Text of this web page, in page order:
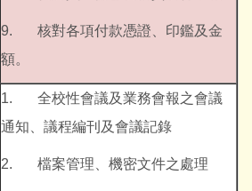
9. 核對各項付款憑證、印鑑及金
額。
1. 全校性會議及業務會報之會議
通知、議程編刊及會議記錄
2. 檔案管理、機密文件之處理